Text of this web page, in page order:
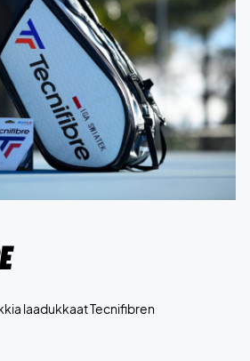
laadukkaat Tecnifibren